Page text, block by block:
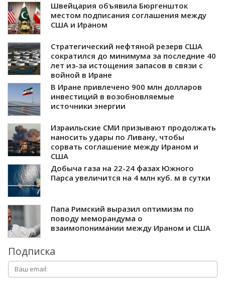
Швейцария объявила Бюргеншток
местом подписания соглашения между
США и Ираном
Стратегический нефтяной резерв США
сократился до минимума за последние 40
лет из-за истощения запасов в связи с
войной в Иране
В Иране привлечено 900 млн долларов
инвестиций в возобновляемые
источники энергии
Израильские СМИ призывают продолжать
наносить удары по Ливану, чтобы
сорвать соглашение между Ираном и
США
Добыча газа на 22-24 фазах Южного
Парса увеличится на 4 млн куб. м в сутки
Папа Римский выразил оптимизм по
поводу меморандума о
взаимопонимании между Ираном и США
Подписка